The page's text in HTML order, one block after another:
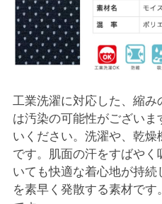
工業洗濯に対応した、縮
は汚染の可能性がござい
いください。洗濯や、乾
です。肌面の汗をすばや
いても快適な着心地が持
を素早く発散する素材で